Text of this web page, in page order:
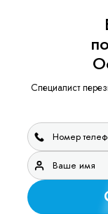
Специалист